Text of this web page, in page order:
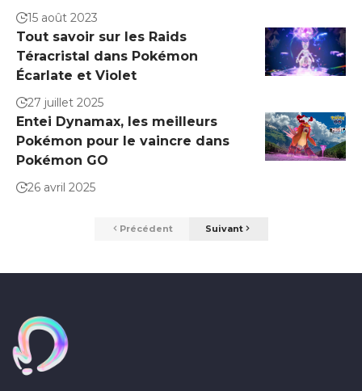
15 août 2023
Tout savoir sur les Raids
Téracristal dans Pokémon
Écarlate et Violet
27 juillet 2025
Entei Dynamax, les meilleurs
Pokémon pour le vaincre dans
Pokémon GO
26 avril 2025
Précédent Suivant